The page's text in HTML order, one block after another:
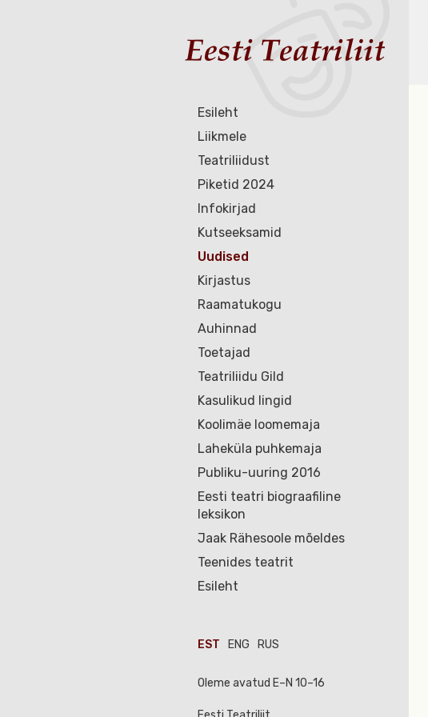
Esileht
Liikmele
Teatriliidust
Piketid 2024
Infokirjad
Kutseeksamid
Uudised
Kirjastus
Raamatukogu
Auhinnad
Toetajad
Teatriliidu Gild
Kasulikud lingid
Koolimäe loomemaja
Laheküla puhkemaja
Publiku-uuring 2016
Eesti teatri biograafiline
leksikon
Jaak Rähesoole mõeldes
Teenides teatrit
Esileht
EST ENG RUS
Oleme avatud E–N 10–16